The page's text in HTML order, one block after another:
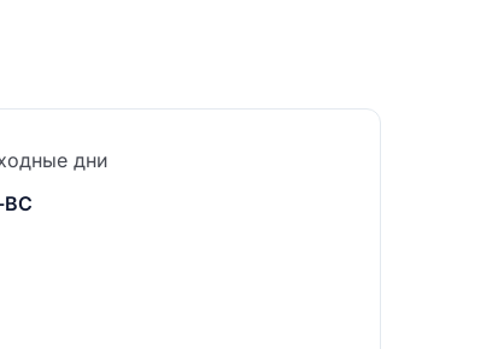
дни
ВС